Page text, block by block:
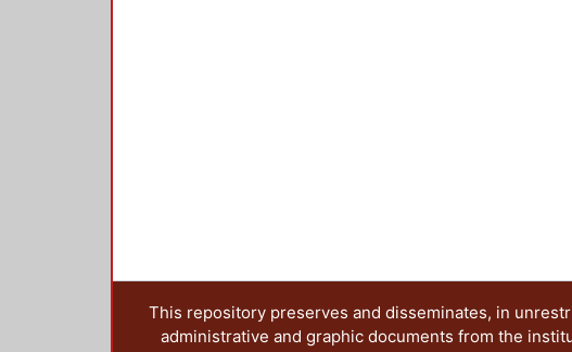
This repository preserves and disseminates, in
administrative and graphic documents from the